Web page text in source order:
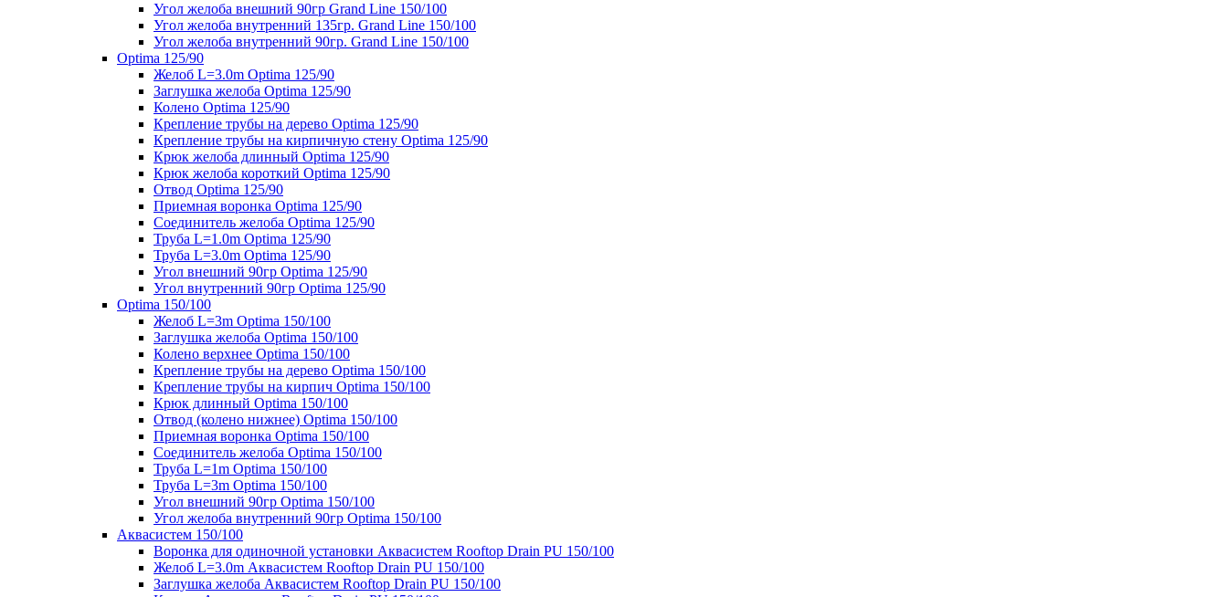
Угол желоба внешний 90гр Grand Line 150/100
Угол желоба внутренний 135гр. Grand Line 150/100
Угол желоба внутренний 90гр. Grand Line 150/100
Optima 125/90
Желоб L=3.0m Optima 125/90
Заглушка желоба Optima 125/90
Колено Optima 125/90
Крепление трубы на дерево Optima 125/90
Крепление трубы на кирпичную стену Optima 125/90
Крюк желоба длинный Optima 125/90
Крюк желоба короткий Optima 125/90
Отвод Optima 125/90
Приемная воронка Optima 125/90
Соединитель желоба Optima 125/90
Труба L=1.0m Optima 125/90
Труба L=3.0m Optima 125/90
Угол внешний 90гр Optima 125/90
Угол внутренний 90гр Optima 125/90
Optima 150/100
Желоб L=3m Optima 150/100
Заглушка желоба Optima 150/100
Колено верхнее Optima 150/100
Крепление трубы на дерево Optima 150/100
Крепление трубы на кирпич Optima 150/100
Крюк длинный Optima 150/100
Отвод (колено нижнее) Optima 150/100
Приемная воронка Optima 150/100
Соединитель желоба Optima 150/100
Труба L=1m Optima 150/100
Труба L=3m Optima 150/100
Угол внешний 90гр Optima 150/100
Угол желоба внутренний 90гр Optima 150/100
Аквасистем 150/100
Воронка для одиночной установки Аквасистем Rooftop Drain PU 150/100
Желоб L=3.0m Аквасистем Rooftop Drain PU 150/100
Заглушка желоба Аквасистем Rooftop Drain PU 150/100